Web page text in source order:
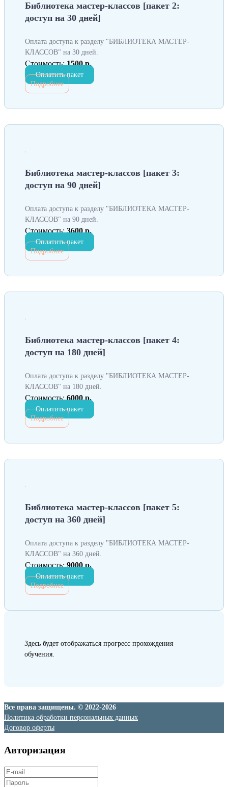
Библиотека мастер-классов [пакет 2:
доступ на 30 дней]
Оплата доступа к разделу "БИБЛИОТЕКА МАСТЕР-
КЛАССОВ" на 30 дней.
Стоимость: 1500 р.
Оплатить пакет
Подробнее
Библиотека мастер-классов [пакет 3:
доступ на 90 дней]
Оплата доступа к разделу "БИБЛИОТЕКА МАСТЕР-
КЛАССОВ" на 90 дней.
Стоимость: 3600 р.
Оплатить пакет
Подробнее
Библиотека мастер-классов [пакет 4:
доступ на 180 дней]
Оплата доступа к разделу "БИБЛИОТЕКА МАСТЕР-
КЛАССОВ" на 180 дней.
Стоимость: 6000 р.
Оплатить пакет
Подробнее
Библиотека мастер-классов [пакет 5:
доступ на 360 дней]
Оплата доступа к разделу "БИБЛИОТЕКА МАСТЕР-
КЛАССОВ" на 360 дней.
Стоимость: 9000 р.
Оплатить пакет
Подробнее
Здесь будет отображаться прогресс прохождения
обучения.
Все права защищены. © 2022-2026
Политика обработки персональных данных
Договор оферты
Авторизация